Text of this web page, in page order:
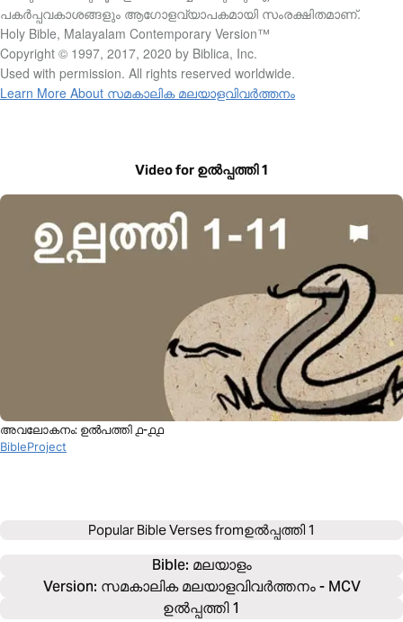
പകർപ്പവകാശങ്ങളും ആഗോളവ്യാപകമായി സംരക്ഷിതമാണ്.
Holy Bible, Malayalam Contemporary Version™
Copyright © 1997, 2017, 2020 by Biblica, Inc.
Used with permission. All rights reserved worldwide.
Learn More About സമകാലിക മലയാളവിവർത്തനം
Video for ഉൽപ്പത്തി 1
അവലോകനം: ഉല്‍പത്തി ൧-൧൧
BibleProject
Popular Bible Verses fromഉൽപ്പത്തി 1
Bible: മലയാളം
Version: സമകാലിക മലയാളവിവർത്തനം - MCV
ഉൽപ്പത്തി 1